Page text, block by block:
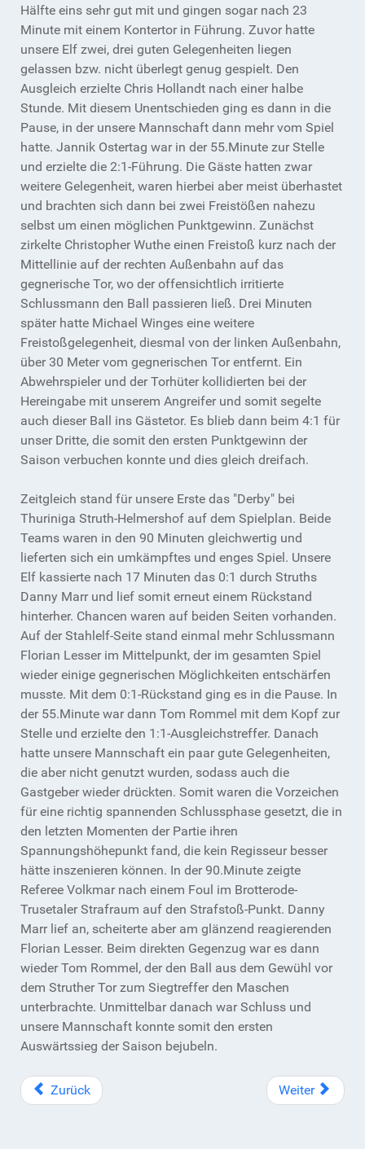
Hälfte eins sehr gut mit und gingen sogar nach 23
Minute mit einem Kontertor in Führung. Zuvor hatte
unsere Elf zwei, drei guten Gelegenheiten liegen
gelassen bzw. nicht überlegt genug gespielt. Den
Ausgleich erzielte Chris Hollandt nach einer halbe
Stunde. Mit diesem Unentschieden ging es dann in die
Pause, in der unsere Mannschaft dann mehr vom Spiel
hatte. Jannik Ostertag war in der 55.Minute zur Stelle
und erzielte die 2:1-Führung. Die Gäste hatten zwar
weitere Gelegenheit, waren hierbei aber meist überhastet
und brachten sich dann bei zwei Freistößen nahezu
selbst um einen möglichen Punktgewinn. Zunächst
zirkelte Christopher Wuthe einen Freistoß kurz nach der
Mittellinie auf der rechten Außenbahn auf das
gegnerische Tor, wo der offensichtlich irritierte
Schlussmann den Ball passieren ließ. Drei Minuten
später hatte Michael Winges eine weitere
Freistoßgelegenheit, diesmal von der linken Außenbahn,
über 30 Meter vom gegnerischen Tor entfernt. Ein
Abwehrspieler und der Torhüter kollidierten bei der
Hereingabe mit unserem Angreifer und somit segelte
auch dieser Ball ins Gästetor. Es blieb dann beim 4:1 für
unser Dritte, die somit den ersten Punktgewinn der
Saison verbuchen konnte und dies gleich dreifach.
Zeitgleich stand für unsere Erste das "Derby" bei
Thuriniga Struth-Helmershof auf dem Spielplan. Beide
Teams waren in den 90 Minuten gleichwertig und
lieferten sich ein umkämpftes und enges Spiel. Unsere
Elf kassierte nach 17 Minuten das 0:1 durch Struths
Danny Marr und lief somit erneut einem Rückstand
hinterher. Chancen waren auf beiden Seiten vorhanden.
Auf der Stahlelf-Seite stand einmal mehr Schlussmann
Florian Lesser im Mittelpunkt, der im gesamten Spiel
wieder einige gegnerischen Möglichkeiten entschärfen
musste. Mit dem 0:1-Rückstand ging es in die Pause. In
der 55.Minute war dann Tom Rommel mit dem Kopf zur
Stelle und erzielte den 1:1-Ausgleichstreffer. Danach
hatte unsere Mannschaft ein paar gute Gelegenheiten,
die aber nicht genutzt wurden, sodass auch die
Gastgeber wieder drückten. Somit waren die Vorzeichen
für eine richtig spannenden Schlussphase gesetzt, die in
den letzten Momenten der Partie ihren
Spannungshöhepunkt fand, die kein Regisseur besser
hätte inszenieren können. In der 90.Minute zeigte
Referee Volkmar nach einem Foul im Brotterode-
Trusetaler Strafraum auf den Strafstoß-Punkt. Danny
Marr lief an, scheiterte aber am glänzend reagierenden
Florian Lesser. Beim direkten Gegenzug war es dann
wieder Tom Rommel, der den Ball aus dem Gewühl vor
dem Struther Tor zum Siegtreffer den Maschen
unterbrachte. Unmittelbar danach war Schluss und
unsere Mannschaft konnte somit den ersten
Auswärtssieg der Saison bejubeln.
Zurück Weiter